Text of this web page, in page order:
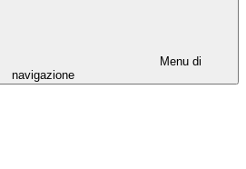
Menu di
navigazione